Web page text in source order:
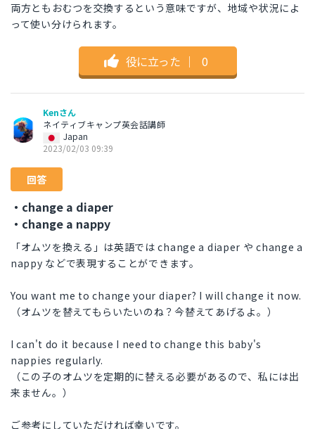
両方ともおむつを交換するという意味ですが、地域や状況によ
って使い分けられます。
役に立った ｜ 0
Kenさん
ネイティブキャンプ英会話講師
Japan
2023/02/03 09:39
回答
・change a diaper
・change a nappy
「オムツを換える」は英語では change a diaper や change a
nappy などで表現することができます。
You want me to change your diaper? I will change it now.
（オムツを替えてもらいたいのね？今替えてあげるよ。）
I can't do it because I need to change this baby's
nappies regularly.
（この子のオムツを定期的に替える必要があるので、私には出
来ません。）
ご参考にしていただければ幸いです。